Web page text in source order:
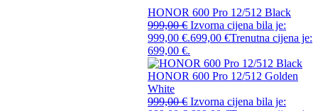
HONOR 600 Pro 12/512 Black
999,00€ Izvorna cijena bila je:
999,00 €.699,00 €Trenutna cijena je:
699,00 €.
HONOR 600 Pro 12/512 Golden
White
999,00€ Izvorna cijena bila je: